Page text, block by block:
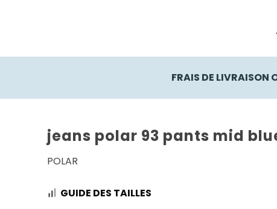
FRAIS DE LIVRAISON
jeans polar 93 pants mid
POLAR
GUIDE DES TAILLES